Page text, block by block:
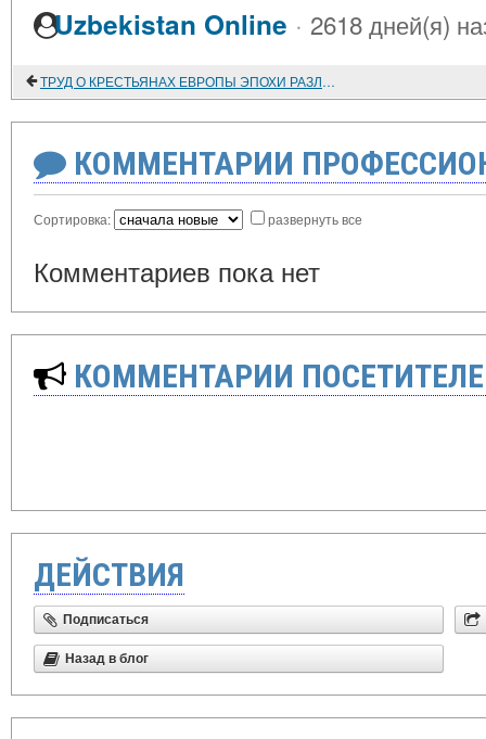
Uzbekistan Online · 2618 дней(я)
ТРУД О КРЕСТЬЯНАХ ЕВРОПЫ ЭПОХИ РАЗЛОЖЕНИЯ ФЕОДАЛИЗМА
КОММЕНТАРИИ
Сортировка: развернуть все
Комментариев пока нет
КОММЕНТАРИИ
ДЕЙСТВИЯ
Подписаться
Назад в блог